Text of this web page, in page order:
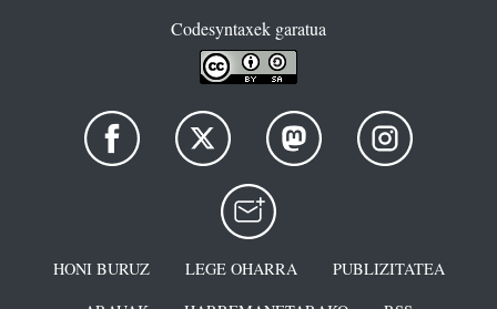
Codesyntaxek garatua
HONI BURUZ LEGE OHARRA
PUBLIZITATEA